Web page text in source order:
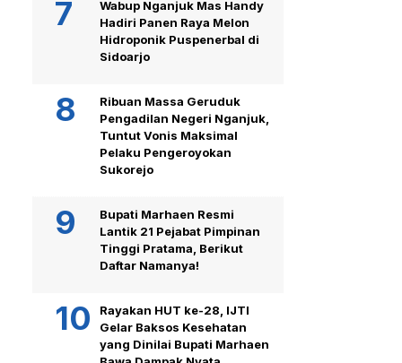
Wabup Nganjuk Mas Handy
Hadiri Panen Raya Melon
Hidroponik Puspenerbal di
Sidoarjo
Ribuan Massa Geruduk
Pengadilan Negeri Nganjuk,
Tuntut Vonis Maksimal
Pelaku Pengeroyokan
Sukorejo
Bupati Marhaen Resmi
Lantik 21 Pejabat Pimpinan
Tinggi Pratama, Berikut
Daftar Namanya!
Rayakan HUT ke-28, IJTI
Gelar Baksos Kesehatan
yang Dinilai Bupati Marhaen